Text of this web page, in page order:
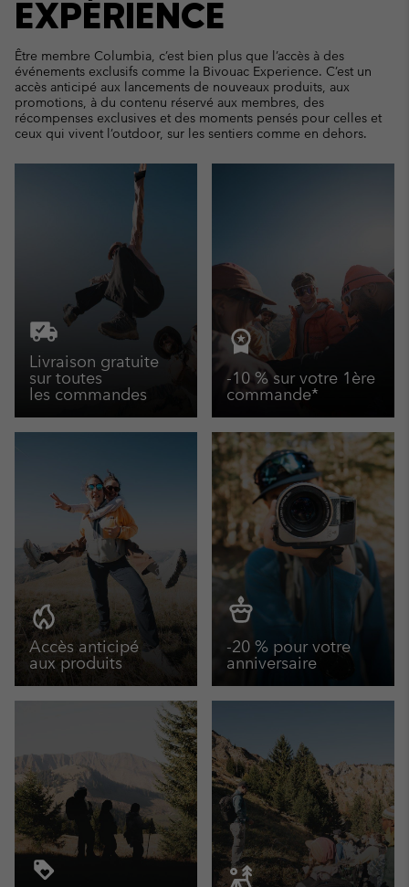
EXPÉRIENCE
Être membre Columbia, c’est bien plus que l’accès à des
événements exclusifs comme la Bivouac Experience. C’est un
accès anticipé aux lancements de nouveaux produits, aux
promotions, à du contenu réservé aux membres, des
récompenses exclusives et des moments pensés pour celles et
ceux qui vivent l’outdoor, sur les sentiers comme en dehors.
Livraison gratuite
sur toutes
les commandes
-10 % sur votre 1ère
commande*
Accès anticipé
aux produits
-20 % pour votre
anniversaire